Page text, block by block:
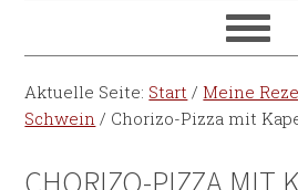
Aktuelle Seite: Start / Meine
Schwein / Chorizo-Pizza mit